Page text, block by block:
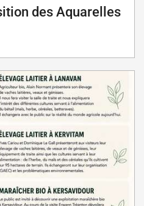
des Aquarelles